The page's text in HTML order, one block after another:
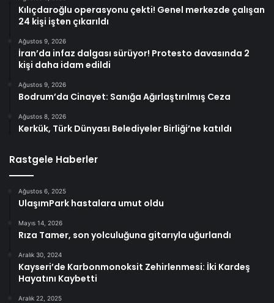
Kılıçdaroğlu operasyonu çekti! Genel merkezde çalışan
24 kişi işten çıkarıldı
Ağustos 9, 2026
İran’da infaz dalgası sürüyor! Protesto davasında 2
kişi daha idam edildi
Ağustos 9, 2026
Bodrum’da Cinayet: Sanığa Ağırlaştırılmış Ceza
Ağustos 8, 2026
Kerkük, Türk Dünyası Belediyeler Birliği’ne katıldı
Rastgele Haberler
Ağustos 6, 2025
UlaşımPark hastalara umut oldu
Mayıs 14, 2026
Rıza Tamer, son yolculuğuna gitarıyla uğurlandı
Aralık 30, 2024
Kayseri’de Karbonmonoksit Zehirlenmesi: İki Kardeş
Hayatını Kaybetti
Aralık 22, 2025